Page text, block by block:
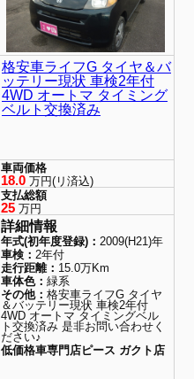
格安車ライフG タイヤ＆バ
ッテリー現状 車検2年付
4WD オートマ タイミング
ベルト交換済み
車両価格
18.0万円(リ済込)
支払総額
25万円
詳細情報
年式(初年度登録)： 2009(H21)年
車検： 2年付
走行距離： 15.0万Km
車体色： 緑系
その他： 格安車ライフG タイヤ
＆バッテリー現状 車検2年付
4WD オートマ タイミングベル
ト交換済み 是非お問い合わせく
ださい♪
低価格車専門店ピース ガクト店